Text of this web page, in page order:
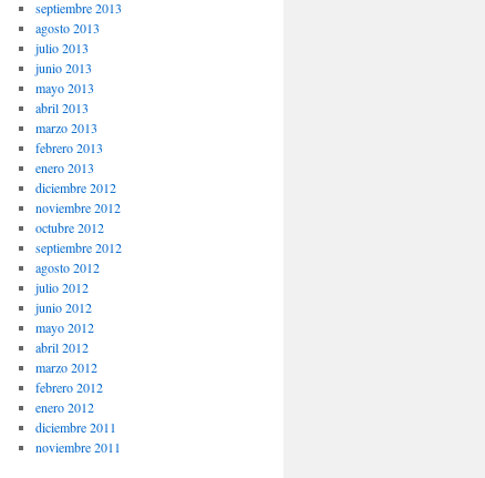
septiembre 2013
agosto 2013
julio 2013
junio 2013
mayo 2013
abril 2013
marzo 2013
febrero 2013
enero 2013
diciembre 2012
noviembre 2012
octubre 2012
septiembre 2012
agosto 2012
julio 2012
junio 2012
mayo 2012
abril 2012
marzo 2012
febrero 2012
enero 2012
diciembre 2011
noviembre 2011